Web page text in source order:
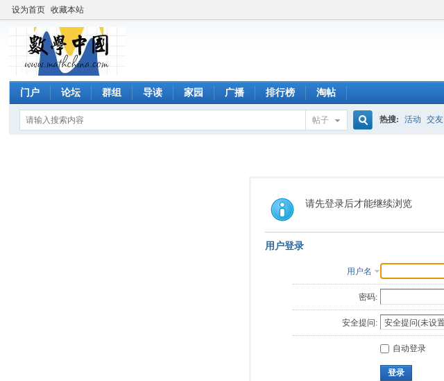
设为首页 收藏本站
门户 论坛 群组 导读 家园 广播 排行榜 淘帖
帖子
索
热搜: 活动 交友
请先登录后才能继续浏览
用户登录
用户名
密码:
安全提问:
自动登录
登录